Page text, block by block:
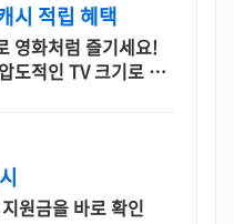
시 적립 혜택
영화처럼 즐기세요!
도적인 TV 크기로 거
원금을 바로 확인